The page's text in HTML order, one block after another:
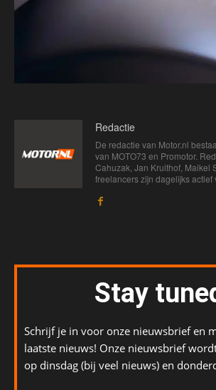
Redactie
De redactie van Motor.nl
van MOTO73 en Promotor.
Cahuzak, Jan Kruithof, Maikel
freelancers zijn dagelijks actief
Stay
Schrijf je in voor onze nieuwsbrief en
laatste nieuws! Onze nieuwsbrief
op dinsdag (bij veel nieuws) en